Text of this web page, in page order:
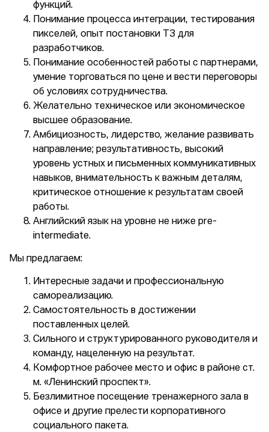
функций.
Понимание процесса интеграции, тестирования
пикселей, опыт постановки ТЗ для
разработчиков.
Понимание особенностей работы с партнерами,
умение торговаться по цене и вести переговоры
об условиях сотрудничества.
Желательно техническое или экономическое
высшее образование.
Амбициозность, лидерство, желание развивать
направление; результативность, высокий
уровень устных и письменных коммуникативных
навыков, внимательность к важным деталям,
критическое отношение к результатам своей
работы.
Английский язык на уровне не ниже pre-
intermediate.
Мы предлагаем:
Интересные задачи и профессиональную
самореализацию.
Самостоятельность в достижении
поставленных целей.
Сильного и структурированного руководителя и
команду, нацеленную на результат.
Комфортное рабочее место и офис в районе ст.
м. «Ленинский проспект».
Безлимитное посещение тренажерного зала в
офисе и другие прелести корпоративного
социального пакета.